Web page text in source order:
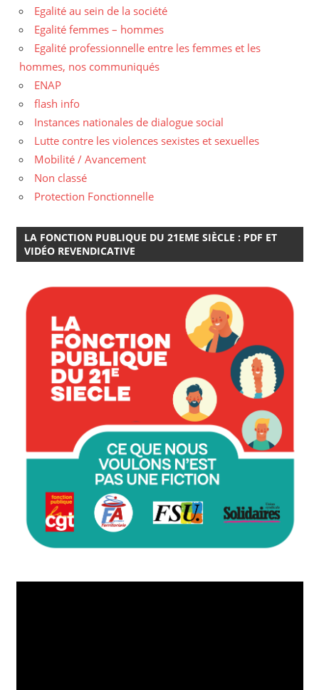
Egalité au sein de la société
Egalité femmes – hommes
Egalité professionnelle entre les femmes et les
hommes, nos communiqués
ENAP
flash info
Instances nationales de dialogue social
Lutte contre les violences sexistes et sexuelles
Mobilité / Avancement
Non classé
Protection Fonctionnelle
LA FONCTION PUBLIQUE DU 21EME SIÈCLE : PDF ET
VIDÉO REVENDICATIVE